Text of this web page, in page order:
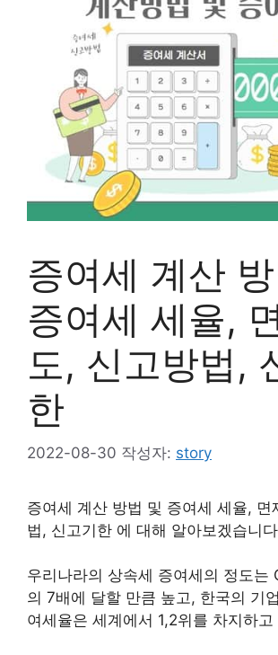
증여세 계산
증여세 세율,
도, 신고방법,
한
2022-08-30 작성자: story
증여세 계산 방법 및 증여세 세율, 면
법, 신고기한 에 대해 알아보겠습니
우리나라의 상속세 증여세의 정도는
의 7배에 달할 만큼 높고, 한국의 기
여세율은 세계에서 1,2위를 차지하고